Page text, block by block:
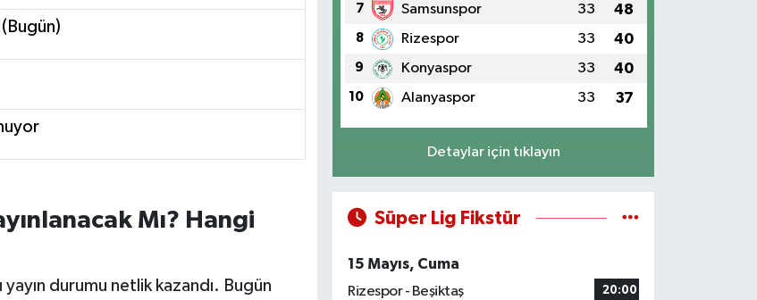
Mı? Hangi
yayın durumu netlik kazandı. Bugün
7 Samsunspor 33 48
8 Rizespor 33 40
9 Konyaspor 33 40
10 Alanyaspor 33 37
Detaylar için tıklayın
Süper Lig Fikstür
15 Mayıs, Cuma
Rizespor - Beşiktaş
20:00